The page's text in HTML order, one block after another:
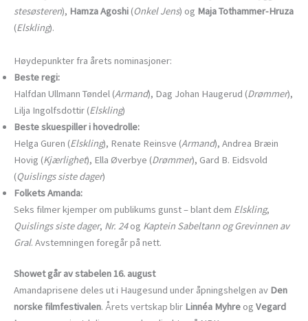
stesøsteren), Hamza Agoshi (Onkel Jens) og Maja Tothammer-Hruza
(Elskling).
Høydepunkter fra årets nominasjoner:
Beste regi:
Halfdan Ullmann Tøndel (Armand), Dag Johan Haugerud (Drømmer),
Lilja Ingolfsdottir (Elskling)
Beste skuespiller i hovedrolle:
Helga Guren (Elskling), Renate Reinsve (Armand), Andrea Bræin
Hovig (Kjærlighet), Ella Øverbye (Drømmer), Gard B. Eidsvold
(Quislings siste dager)
Folkets Amanda:
Seks filmer kjemper om publikums gunst – blant dem Elskling,
Quislings siste dager, Nr. 24og Kaptein Sabeltann og Grevinnen av
Gral. Avstemningen foregår på nett.
Showet går av stabelen 16. august
Amandaprisene deles ut i Haugesund under åpningshelgen av Den
norske filmfestivalen. Årets vertskap blir Linnéa Myhre og Vegard